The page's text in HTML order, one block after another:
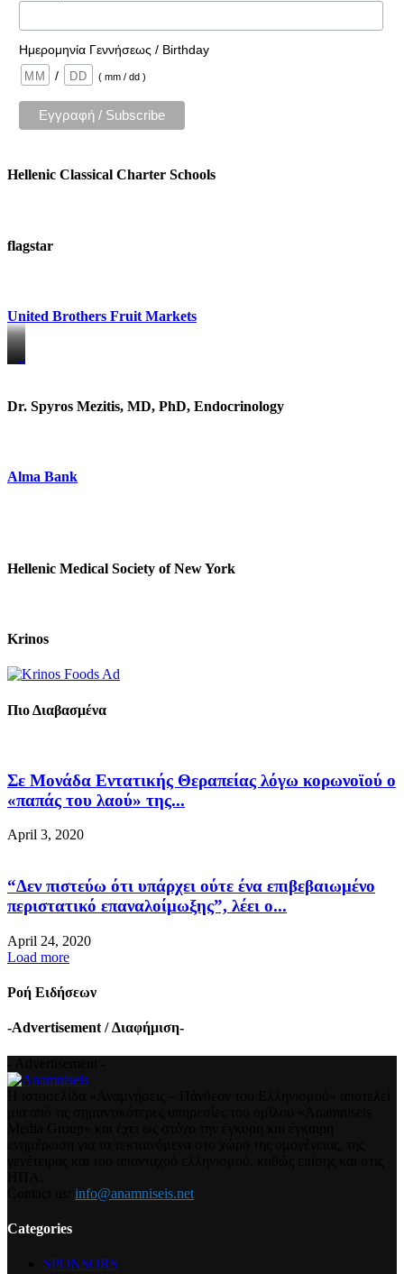
Ημερομηνία Γεννήσεως / Birthday
/
( mm / dd )
Hellenic Classical Charter Schools
flagstar
United Brothers Fruit Markets
https://www.unitedbrothersfruitmarkets.com/
https://www.unitedbrothersfruitmarkets.com/
Dr. Spyros Mezitis, MD, PhD, Endocrinology
Alma Bank
Hellenic Medical Society of New York
Krinos
Πιο Διαβασμένα
Σε Μονάδα Εντατικής Θεραπείας λόγω κορωνοϊού ο
«παπάς του λαού» της...
April 3, 2020
“Δεν πιστεύω ότι υπάρχει ούτε ένα επιβεβαιωμένο
περιστατικό επαναλοίμωξης”, λέει ο...
April 24, 2020
Load more
Ροή Ειδήσεων
-Advertisement / Διαφήμιση-
info@anamniseis.net
Categories
SPONSORS